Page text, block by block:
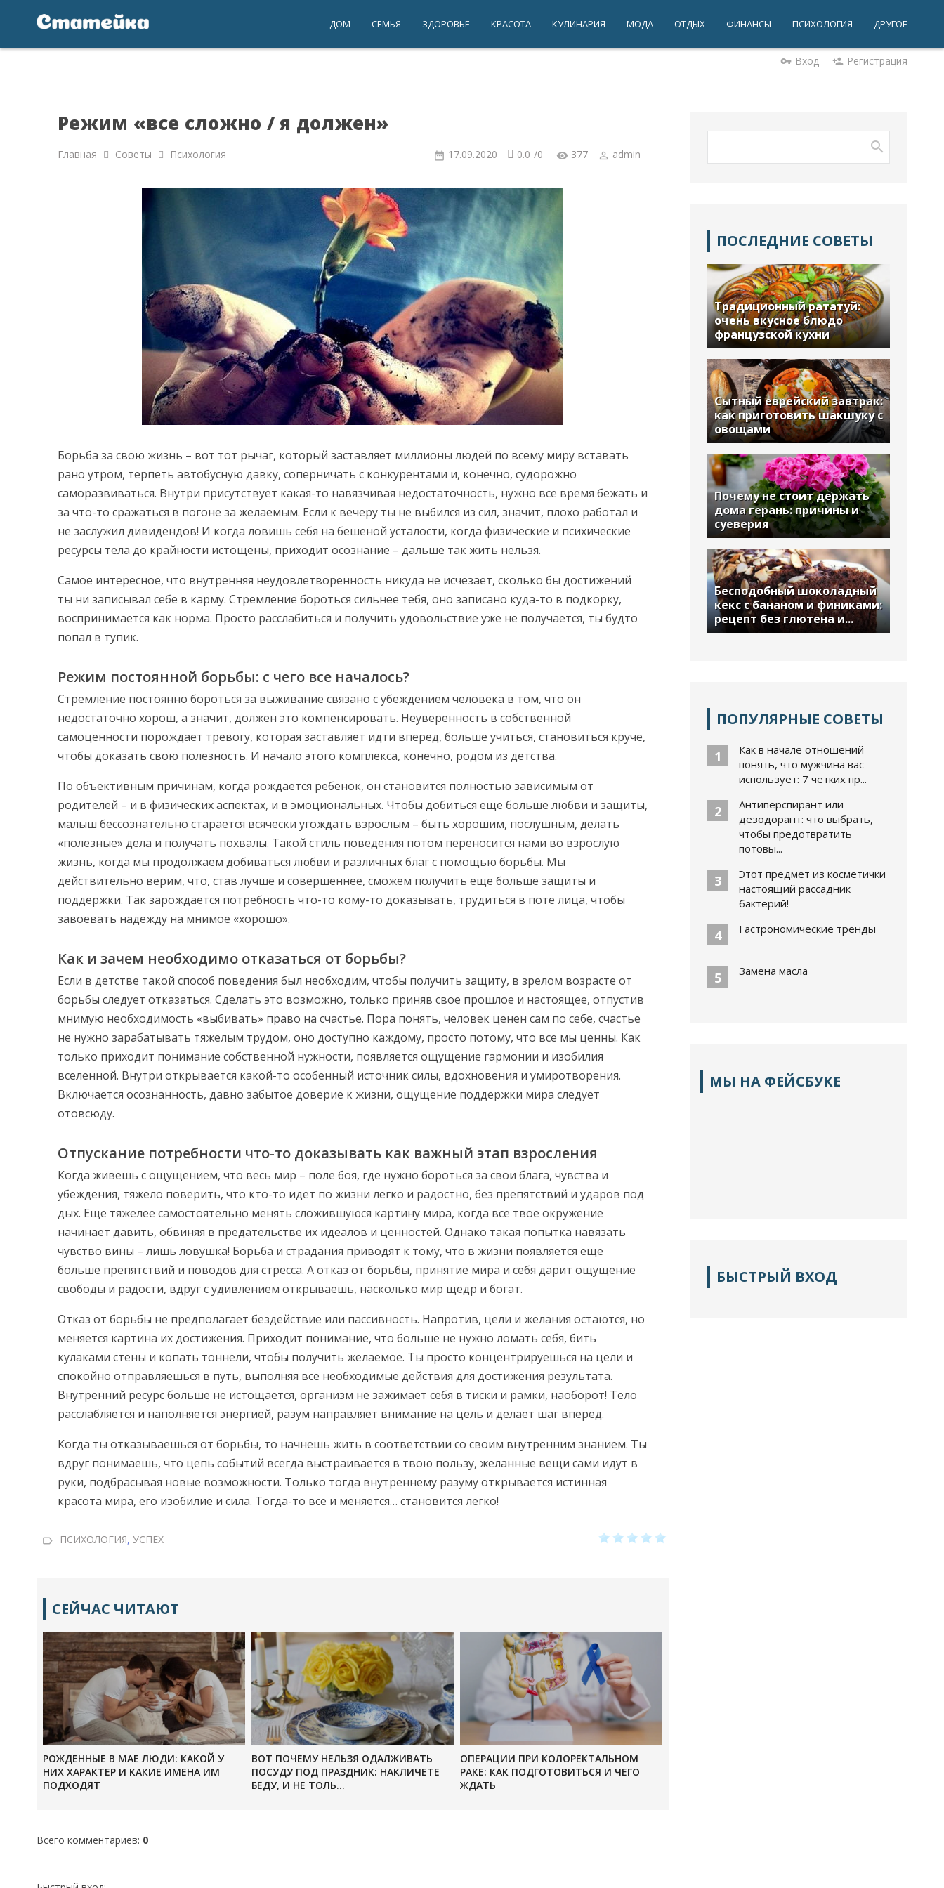
ДОМ СЕМЬЯ ЗДОРОВЬЕ КРАСОТА КУЛИНАРИЯ МОДА ОТДЫХ ФИНАНСЫ ПСИХОЛОГИЯ ДРУГОЕ
vpn_key Вход person_add Регистрация
Режим «все сложно / я должен»
Главная Советы Психология 17.09.2020 0.0 /0 377 admin
Борьба за свою жизнь – вот тот рычаг, который заставляет миллионы людей по всему миру вставать
рано утром, терпеть автобусную давку, соперничать с конкурентами и, конечно, судорожно
саморазвиваться. Внутри присутствует какая-то навязчивая недостаточность, нужно все время бежать и
за что-то сражаться в погоне за желаемым. Если к вечеру ты не выбился из сил, значит, плохо работал и
не заслужил дивидендов! И когда ловишь себя на бешеной усталости, когда физические и психические
ресурсы тела до крайности истощены, приходит осознание – дальше так жить нельзя.
Самое интересное, что внутренняя неудовлетворенность никуда не исчезает, сколько бы достижений
ты ни записывал себе в карму. Стремление бороться сильнее тебя, оно записано куда-то в подкорку,
воспринимается как норма. Просто расслабиться и получить удовольствие уже не получается, ты будто
попал в тупик.
Режим постоянной борьбы: с чего все началось?
Стремление постоянно бороться за выживание связано с убеждением человека в том, что он
недостаточно хорош, а значит, должен это компенсировать. Неуверенность в собственной
самоценности порождает тревогу, которая заставляет идти вперед, больше учиться, становиться круче,
чтобы доказать свою полезность. И начало этого комплекса, конечно, родом из детства.
По объективным причинам, когда рождается ребенок, он становится полностью зависимым от
родителей – и в физических аспектах, и в эмоциональных. Чтобы добиться еще больше любви и защиты,
малыш бессознательно старается всячески угождать взрослым – быть хорошим, послушным, делать
«полезные» дела и получать похвалы. Такой стиль поведения потом переносится нами во взрослую
жизнь, когда мы продолжаем добиваться любви и различных благ с помощью борьбы. Мы
действительно верим, что, став лучше и совершеннее, сможем получить еще больше защиты и
поддержки. Так зарождается потребность что-то кому-то доказывать, трудиться в поте лица, чтобы
завоевать надежду на мнимое «хорошо».
Как и зачем необходимо отказаться от борьбы?
Если в детстве такой способ поведения был необходим, чтобы получить защиту, в зрелом возрасте от
борьбы следует отказаться. Сделать это возможно, только приняв свое прошлое и настоящее, отпустив
мнимую необходимость «выбивать» право на счастье. Пора понять, человек ценен сам по себе, счастье
не нужно зарабатывать тяжелым трудом, оно доступно каждому, просто потому, что все мы ценны. Как
только приходит понимание собственной нужности, появляется ощущение гармонии и изобилия
вселенной. Внутри открывается какой-то особенный источник силы, вдохновения и умиротворения.
Включается осознанность, давно забытое доверие к жизни, ощущение поддержки мира следует
отовсюду.
Отпускание потребности что-то доказывать как важный этап взросления
Когда живешь с ощущением, что весь мир – поле боя, где нужно бороться за свои блага, чувства и
убеждения, тяжело поверить, что кто-то идет по жизни легко и радостно, без препятствий и ударов под
дых. Еще тяжелее самостоятельно менять сложившуюся картину мира, когда все твое окружение
начинает давить, обвиняя в предательстве их идеалов и ценностей. Однако такая попытка навязать
чувство вины – лишь ловушка! Борьба и страдания приводят к тому, что в жизни появляется еще
больше препятствий и поводов для стресса. А отказ от борьбы, принятие мира и себя дарит ощущение
свободы и радости, вдруг с удивлением открываешь, насколько мир щедр и богат.
Отказ от борьбы не предполагает бездействие или пассивность. Напротив, цели и желания остаются, но
меняется картина их достижения. Приходит понимание, что больше не нужно ломать себя, бить
кулаками стены и копать тоннели, чтобы получить желаемое. Ты просто концентрируешься на цели и
спокойно отправляешься в путь, выполняя все необходимые действия для достижения результата.
Внутренний ресурс больше не истощается, организм не зажимает себя в тиски и рамки, наоборот! Тело
расслабляется и наполняется энергией, разум направляет внимание на цель и делает шаг вперед.
Когда ты отказываешься от борьбы, то начнешь жить в соответствии со своим внутренним знанием. Ты
вдруг понимаешь, что цепь событий всегда выстраивается в твою пользу, желанные вещи сами идут в
руки, подбрасывая новые возможности. Только тогда внутреннему разуму открывается истинная
красота мира, его изобилие и сила. Тогда-то все и меняется… становится легко!
ПСИХОЛОГИЯ, УСПЕХ
СЕЙЧАС ЧИТАЮТ
РОЖДЕННЫЕ В МАЕ ЛЮДИ: КАКОЙ У
НИХ ХАРАКТЕР И КАКИЕ ИМЕНА ИМ
ПОДХОДЯТ
ВОТ ПОЧЕМУ НЕЛЬЗЯ ОДАЛЖИВАТЬ
ПОСУДУ ПОД ПРАЗДНИК: НАКЛИЧЕТЕ
БЕДУ, И НЕ ТОЛЬ...
ОПЕРАЦИИ ПРИ КОЛОРЕКТАЛЬНОМ
РАКЕ: КАК ПОДГОТОВИТЬСЯ И ЧЕГО
ЖДАТЬ
Всего комментариев: 0
ПОСЛЕДНИЕ СОВЕТЫ
Традиционный рататуй:
очень вкусное блюдо
французской кухни
Сытный еврейский завтрак:
как приготовить шакшуку с
овощами
Почему не стоит держать
дома герань: причины и
суеверия
Бесподобный шоколадный
кекс с бананом и финиками:
рецепт без глютена и...
ПОПУЛЯРНЫЕ СОВЕТЫ
1
Как в начале отношений
понять, что мужчина вас
использует: 7 четких пр...
2
Антиперспирант или
дезодорант: что выбрать,
чтобы предотвратить
потовы...
3
Этот предмет из косметички
настоящий рассадник
бактерий!
4 Гастрономические тренды
5 Замена масла
МЫ НА ФЕЙСБУКЕ
БЫСТРЫЙ ВХОД